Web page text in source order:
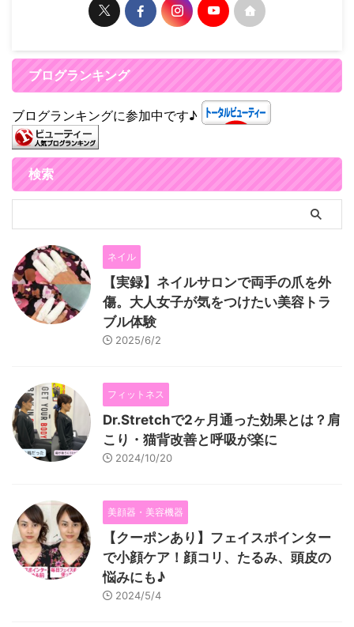
ブログランキング
ブログランキングに参加中です♪
検索
ネイル
【実録】ネイルサロンで両手の爪を外
傷。大人女子が気をつけたい美容トラ
ブル体験
2025/6/2
フィットネス
Dr.Stretchで2ヶ月通った効果とは？肩
こり・猫背改善と呼吸が楽に
2024/10/20
美顔器・美容機器
【クーポンあり】フェイスポインター
で小顔ケア！顔コリ、たるみ、頭皮の
悩みにも♪
2024/5/4